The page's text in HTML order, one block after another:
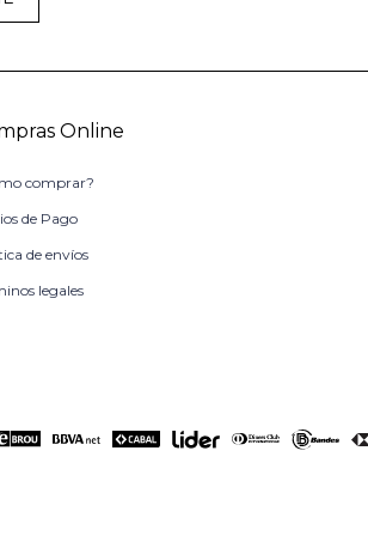
Online
comprar?
de Pago
de envíos
legales